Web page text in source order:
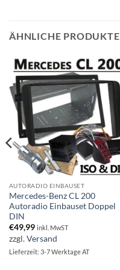
ÄHNLICHE PRODUKTE
AUTORADIO EINBAUSET
Mercedes-Benz CL 200
Autoradio Einbauset Doppel
DIN
€49,99 inkl. MwST
zzgl.Versand
Lieferzeit: 3-7 Werktage AT